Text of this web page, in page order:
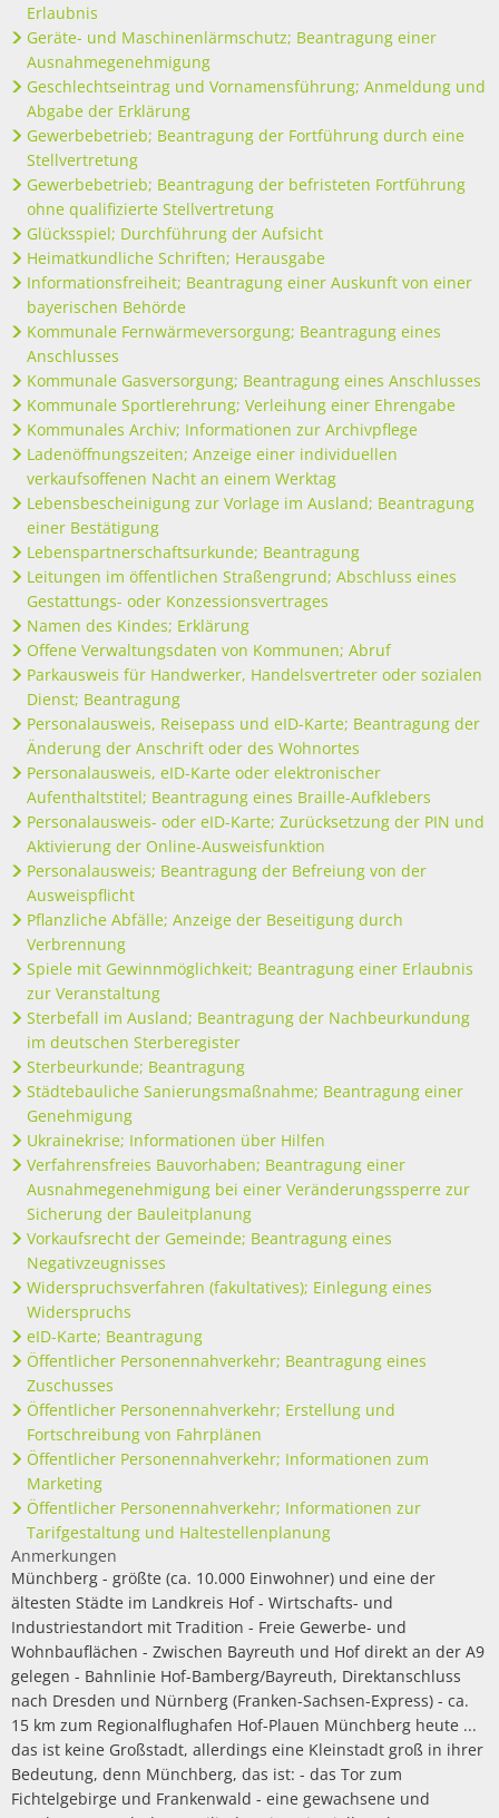
Erlaubnis
Geräte- und Maschinenlärmschutz; Beantragung einer
Ausnahmegenehmigung
Geschlechtseintrag und Vornamensführung; Anmeldung und
Abgabe der Erklärung
Gewerbebetrieb; Beantragung der Fortführung durch eine
Stellvertretung
Gewerbebetrieb; Beantragung der befristeten Fortführung
ohne qualifizierte Stellvertretung
Glücksspiel; Durchführung der Aufsicht
Heimatkundliche Schriften; Herausgabe
Informationsfreiheit; Beantragung einer Auskunft von einer
bayerischen Behörde
Kommunale Fernwärmeversorgung; Beantragung eines
Anschlusses
Kommunale Gasversorgung; Beantragung eines Anschlusses
Kommunale Sportlerehrung; Verleihung einer Ehrengabe
Kommunales Archiv; Informationen zur Archivpflege
Ladenöffnungszeiten; Anzeige einer individuellen
verkaufsoffenen Nacht an einem Werktag
Lebensbescheinigung zur Vorlage im Ausland; Beantragung
einer Bestätigung
Lebenspartnerschaftsurkunde; Beantragung
Leitungen im öffentlichen Straßengrund; Abschluss eines
Gestattungs- oder Konzessionsvertrages
Namen des Kindes; Erklärung
Offene Verwaltungsdaten von Kommunen; Abruf
Parkausweis für Handwerker, Handelsvertreter oder sozialen
Dienst; Beantragung
Personalausweis, Reisepass und eID-Karte; Beantragung der
Änderung der Anschrift oder des Wohnortes
Personalausweis, eID-Karte oder elektronischer
Aufenthaltstitel; Beantragung eines Braille-Aufklebers
Personalausweis- oder eID-Karte; Zurücksetzung der PIN und
Aktivierung der Online-Ausweisfunktion
Personalausweis; Beantragung der Befreiung von der
Ausweispflicht
Pflanzliche Abfälle; Anzeige der Beseitigung durch
Verbrennung
Spiele mit Gewinnmöglichkeit; Beantragung einer Erlaubnis
zur Veranstaltung
Sterbefall im Ausland; Beantragung der Nachbeurkundung
im deutschen Sterberegister
Sterbeurkunde; Beantragung
Städtebauliche Sanierungsmaßnahme; Beantragung einer
Genehmigung
Ukrainekrise; Informationen über Hilfen
Verfahrensfreies Bauvorhaben; Beantragung einer
Ausnahmegenehmigung bei einer Veränderungssperre zur
Sicherung der Bauleitplanung
Vorkaufsrecht der Gemeinde; Beantragung eines
Negativzeugnisses
Widerspruchsverfahren (fakultatives); Einlegung eines
Widerspruchs
eID-Karte; Beantragung
Öffentlicher Personennahverkehr; Beantragung eines
Zuschusses
Öffentlicher Personennahverkehr; Erstellung und
Fortschreibung von Fahrplänen
Öffentlicher Personennahverkehr; Informationen zum
Marketing
Öffentlicher Personennahverkehr; Informationen zur
Tarifgestaltung und Haltestellenplanung
Anmerkungen
Münchberg - größte (ca. 10.000 Einwohner) und eine der
ältesten Städte im Landkreis Hof - Wirtschafts- und
Industriestandort mit Tradition - Freie Gewerbe- und
Wohnbauflächen - Zwischen Bayreuth und Hof direkt an der A9
gelegen - Bahnlinie Hof-Bamberg/Bayreuth, Direktanschluss
nach Dresden und Nürnberg (Franken-Sachsen-Express) - ca.
15 km zum Regionalflughafen Hof-Plauen Münchberg heute ...
das ist keine Großstadt, allerdings eine Kleinstadt groß in ihrer
Bedeutung, denn Münchberg, das ist: - das Tor zum
Fichtelgebirge und Frankenwald - eine gewachsene und